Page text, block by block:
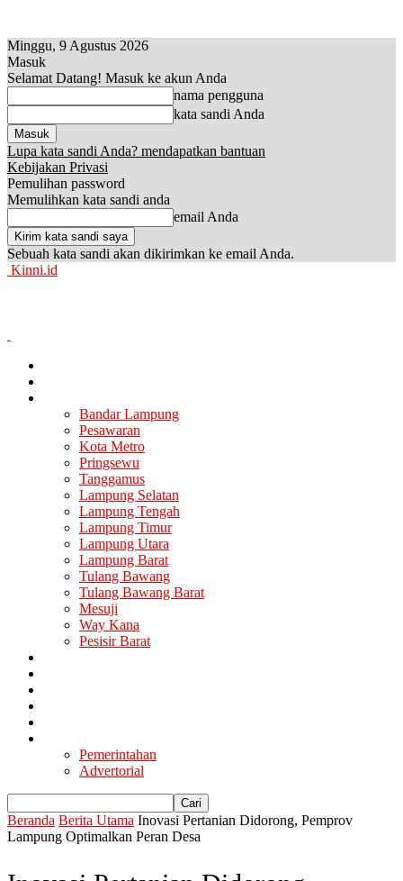
Minggu, 9 Agustus 2026
Masuk
Selamat Datang! Masuk ke akun Anda
nama pengguna
kata sandi Anda
Lupa kata sandi Anda? mendapatkan bantuan
Kebijakan Privasi
Pemulihan password
Memulihkan kata sandi anda
email Anda
Sebuah kata sandi akan dikirimkan ke email Anda.
Kinni.id
Bandar Lampung
Pesawaran
Kota Metro
Pringsewu
Tanggamus
Lampung Selatan
Lampung Tengah
Lampung Timur
Lampung Utara
Lampung Barat
Tulang Bawang
Tulang Bawang Barat
Mesuji
Way Kana
Pesisir Barat
Pemerintahan
Advertorial
Beranda Berita Utama Inovasi Pertanian Didorong, Pemprov
Lampung Optimalkan Peran Desa